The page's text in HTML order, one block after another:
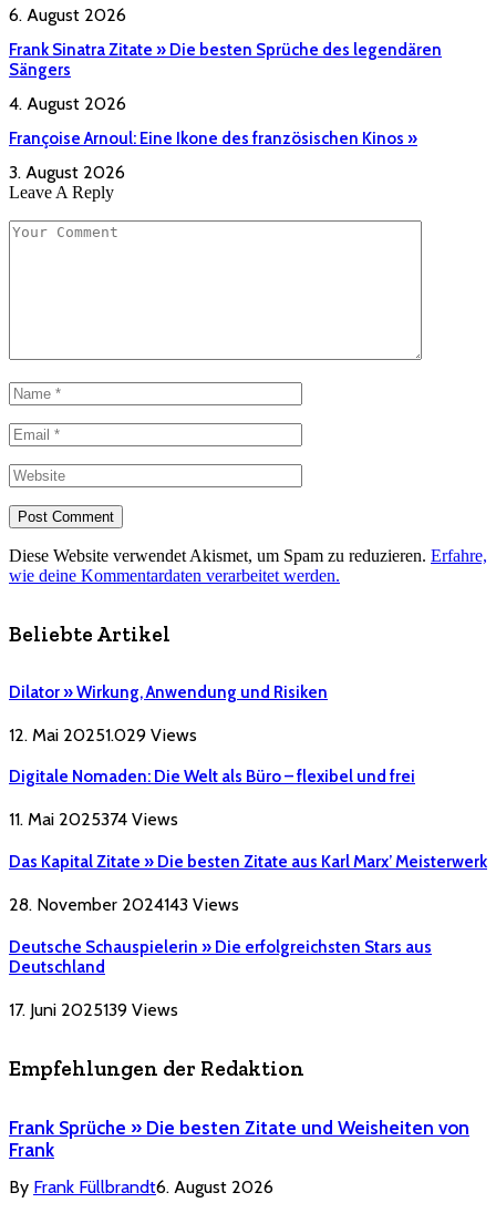
6. August 2026
Frank Sinatra Zitate » Die besten Sprüche des legendären
Sängers
4. August 2026
Françoise Arnoul: Eine Ikone des französischen Kinos »
3. August 2026
Leave A Reply
Diese Website verwendet Akismet, um Spam zu reduzieren. Erfahre,
wie deine Kommentardaten verarbeitet werden.
Beliebte Artikel
Dilator » Wirkung, Anwendung und Risiken
12. Mai 20251.029 Views
Digitale Nomaden: Die Welt als Büro – flexibel und frei
11. Mai 2025374 Views
Das Kapital Zitate » Die besten Zitate aus Karl Marx’ Meisterwerk
28. November 2024143 Views
Deutsche Schauspielerin » Die erfolgreichsten Stars aus
Deutschland
17. Juni 2025139 Views
Empfehlungen der Redaktion
Frank Sprüche » Die besten Zitate und Weisheiten von
Frank
By Frank Füllbrandt6. August 2026